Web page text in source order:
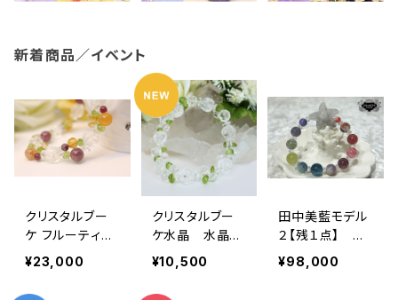
新着商品／イベント
クリスタルブー
ケ フルーティー
（目標達成、勝
利）ルビー・シト
リン
¥23,000
クリスタルブー
ケ水晶 水晶
ペリドット 薔薇
¥10,500
田中美藍モデル
２【残１点】 ク
ォーツStarfish
＆レアストーン
¥98,000